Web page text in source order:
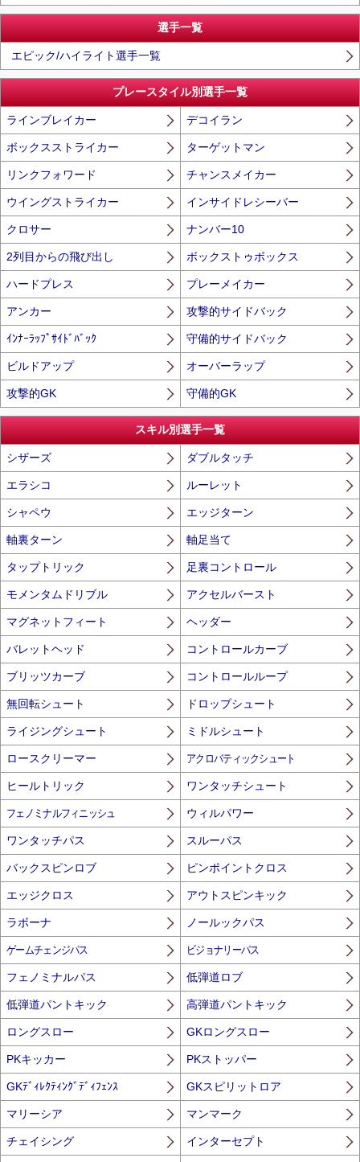
選手一覧
エピック/ハイライト選手一覧
プレースタイル別選手一覧
ラインブレイカー デコイラン
ボックスストライカー ターゲットマン
リンクフォワード チャンスメイカー
ウイングストライカー インサイドレシーバー
クロサー ナンバー10
2列目からの飛び出し ボックストゥボックス
ハードプレス プレーメイカー
アンカー 攻撃的サイドバック
ｲﾝﾅｰﾗｯﾌﾟｻｲﾄﾞﾊﾞｯｸ 守備的サイドバック
ビルドアップ オーバーラップ
攻撃的GK 守備的GK
スキル別選手一覧
シザーズ ダブルタッチ
エラシコ ルーレット
シャペウ エッジターン
軸裏ターン 軸足当て
タップトリック 足裏コントロール
モメンタムドリブル アクセルバースト
マグネットフィート ヘッダー
バレットヘッド コントロールカーブ
ブリッツカーブ コントロールループ
無回転シュート ドロップシュート
ライジングシュート ミドルシュート
ロースクリーマー アクロバティックシュート
ヒールトリック ワンタッチシュート
フェノミナルフィニッシュ ウィルパワー
ワンタッチパス スルーパス
バックスピンロブ ピンポイントクロス
エッジクロス アウトスピンキック
ラボーナ ノールックパス
ゲームチェンジパス ビジョナリーパス
フェノミナルパス 低弾道ロブ
低弾道パントキック 高弾道パントキック
ロングスロー GKロングスロー
PKキッカー PKストッパー
GKﾃﾞｨﾚｸﾃｨﾝｸﾞﾃﾞｨﾌｪﾝｽ GKスピリットロア
マリーシア マンマーク
チェイシング インターセプト